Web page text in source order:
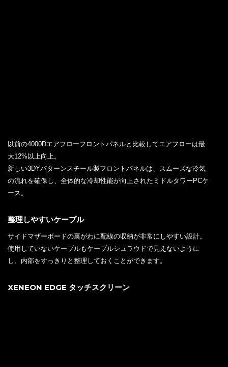
以前の4000Dエアフローフロントパネルと比較してエアフローは最
大12%以上向上。
新しい3DYパターンスチール製フロントパネルは、スムーズな冷気
の流れを確保し、全体的な冷却性能が向上されたミドルタワーPCケ
ース。
整理しやすいケーブル
サイドマザーボードの裏がわに配線の収納が非常にしやすい設計。
使用していないケーブルもケーブルシュラウドで見えないように
し、内部をすっきりと整理しておくことができます。
XENEON EDGE タッチスクリーン